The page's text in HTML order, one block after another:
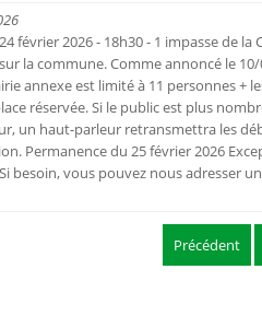
février 2026 - 18h30 - 1 impasse de
la commune. Comme annoncé le
annexe est limité à 11 personnes +
réservée. Si le public est plus
un haut-parleur retransmettra les
Permanence du 25 février 2026
besoin, vous pouvez nous adresser
Précédent